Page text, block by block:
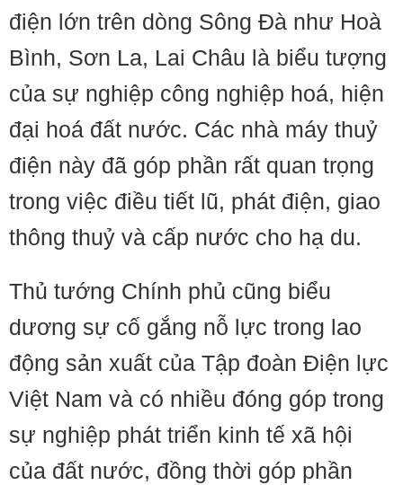
điện lớn trên dòng Sông Đà như Hoà
Bình, Sơn La, Lai Châu là biểu tượng
của sự nghiệp công nghiệp hoá, hiện
đại hoá đất nước. Các nhà máy thuỷ
điện này đã góp phần rất quan trọng
trong việc điều tiết lũ, phát điện, giao
thông thuỷ và cấp nước cho hạ du.
Thủ tướng Chính phủ cũng biểu
dương sự cố gắng nỗ lực trong lao
động sản xuất của Tập đoàn Điện lực
Việt Nam và có nhiều đóng góp trong
sự nghiệp phát triển kinh tế xã hội
của đất nước, đồng thời góp phần